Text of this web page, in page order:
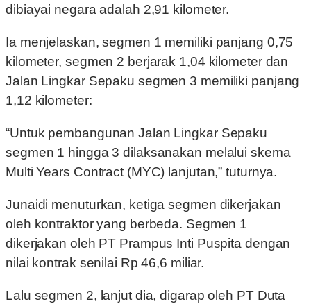
dibiayai negara adalah 2,91 kilometer.
Ia menjelaskan, segmen 1 memiliki panjang 0,75
kilometer, segmen 2 berjarak 1,04 kilometer dan
Jalan Lingkar Sepaku segmen 3 memiliki panjang
1,12 kilometer:
“Untuk pembangunan Jalan Lingkar Sepaku
segmen 1 hingga 3 dilaksanakan melalui skema
Multi Years Contract (MYC) lanjutan,” tuturnya.
Junaidi menuturkan, ketiga segmen dikerjakan
oleh kontraktor yang berbeda. Segmen 1
dikerjakan oleh PT Prampus Inti Puspita dengan
nilai kontrak senilai Rp 46,6 miliar.
Lalu segmen 2, lanjut dia, digarap oleh PT Duta